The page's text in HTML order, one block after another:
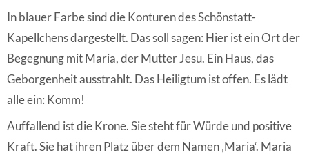
In blauer Farbe sind die Konturen des Schönstatt-
Kapellchens dargestellt. Das soll sagen: Hier ist ein Ort der
Begegnung mit Maria, der Mutter Jesu. Ein Haus, das
Geborgenheit ausstrahlt. Das Heiligtum ist offen. Es lädt
alle ein: Komm!
Auffallend ist die Krone. Sie steht für Würde und positive
Kraft. Sie hat ihren Platz über dem Namen ‚Maria‘. Maria